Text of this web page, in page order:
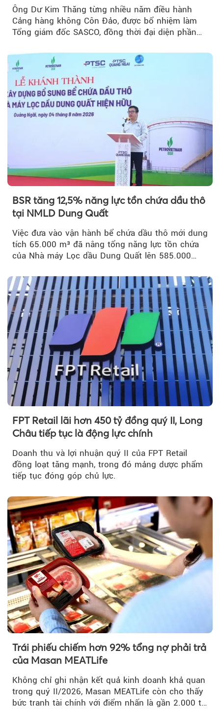
Ông Dư Kim Thăng từng nhiều năm điều hành
Cảng hàng không Côn Đảo, được bổ nhiệm làm
Tổng giám đốc SASCO, đồng thời đại diện phần
BSR tăng 12,5% năng lực tồn chứa dầu thô
tại NMLD Dung Quất
Việc đưa vào vận hành bể chứa dầu thô mới dung
tích 65.000 m³ đã nâng tổng năng lực tồn chứa
của Nhà máy Lọc dầu Dung Quất lên 585.000
FPT Retail lãi hơn 450 tỷ đồng quý II, Long
Châu tiếp tục là động lực chính
Doanh thu và lợi nhuận quý II của FPT Retail
đồng loạt tăng mạnh, trong đó mảng dược phẩm
tiếp tục đóng góp chủ lực.
Trái phiếu chiếm hơn 92% tổng nợ phải trả
của Masan MEATLife
Không chỉ ghi nhận kết quả kinh doanh khả quan
trong quý II/2026, Masan MEATLife còn cho thấy
bức tranh tài chính với điểm nhấn là gần 2.000 tỷ